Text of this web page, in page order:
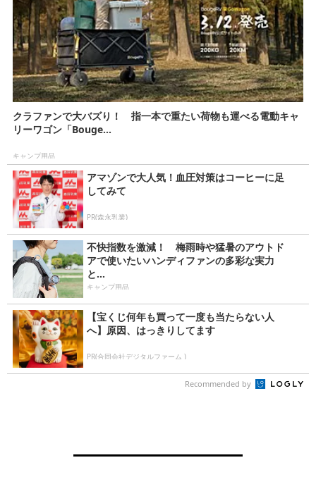
クラファンで大バズり！ 指一本で重たい荷物も運べる電動キャ
リーワゴン「Bouge...
キャンプ用品
アマゾンで大人気！血圧対策はコーヒーに足
してみて
PR(森永乳業)
不快指数を激減！ 梅雨時や猛暑のアウトド
アで使いたいハンディファンの多彩な実力
と...
キャンプ用品
【宝くじ何年も買って一度も当たらない人
へ】原因、はっきりしてます
PR(合同会社デジタルファーム )
Recommended by